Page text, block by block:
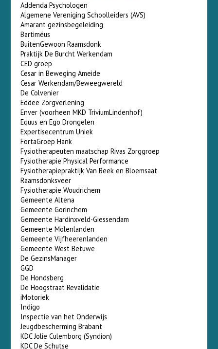
Addenda Psychologen
Algemene Vereniging Schoolleiders (AVS)
Amarant gezinsbegeleiding
Bartiméus
BuitenGewoon Raamsdonk
Praktijk De Burcht Werkendam
CED groep
Cesar in Beweging Ameide
Cesar Werkendam/Beweegwereld
De Colvenier
Eddee Zorgverlening
Enver (voorheen MKD TriviumLindenhof)
Equus en Ego Drongelen
Expertisecentrum Uniek
FortaGroep Hank
Fysiotherapeuten maatschap Rivas Zorggroep
Fysiotherapie Physical Performance
Fysiotherapiepraktijk Van Beek en Bloemsaat
Raamsdonksveer
Fysiotherapie Woudrichem
Gemeente Altena
Gemeente Gorinchem
Gemeente Hardinxveld-Giessendam
Gemeente Molenlanden
Gemeente Vijfheerenlanden
Gemeente West Betuwe
De GezinsManager
GGD
De Hondsberg
De Hoogstraat Revalidatie
iMotoriek
Indigo
Inspectie van het Onderwijs
Jeugdbescherming Brabant
KDC Jolie Culemborg (Syndion)
KDC De Schutse